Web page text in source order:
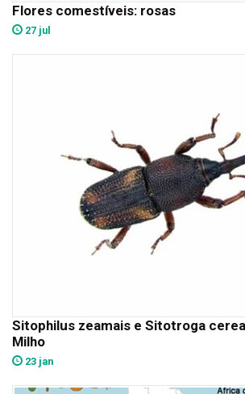
Flores comestíveis: rosas
27 jul
Sitophilus zeamais e Sitotroga
Milho
23 jan